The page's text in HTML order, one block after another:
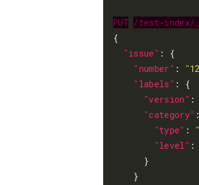
PUT /test-index/
{
"issue" : {
"number" :
"labels" : {
"version" :
"category"
"type" :
"level" :
      }
    }